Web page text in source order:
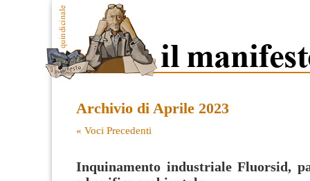
Archivio di Aprile 2023
« Voci Precedenti
Inquinamento industriale Fluorsid,